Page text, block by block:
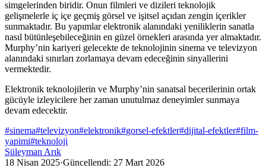
simgelerinden biridir. Onun filmleri ve dizileri teknolojik
gelişmelerle iç içe geçmiş görsel ve işitsel açıdan zengin içerikler
sunmaktadır. Bu yapımlar elektronik alanındaki yeniliklerin sanatla
nasıl bütünleşebileceğinin en güzel örnekleri arasında yer almaktadır.
Murphy’nin kariyeri gelecekte de teknolojinin sinema ve televizyon
alanındaki sınırları zorlamaya devam edeceğinin sinyallerini
vermektedir.
Elektronik teknolojilerin ve Murphy’nin sanatsal becerilerinin ortak
gücüyle izleyicilere her zaman unutulmaz deneyimler sunmaya
devam edecektir.
#sinema#televizyon#elektronik#gorsel-efektler#dijital-efektler#film-
yapimi#teknoloji
Süleyman Arık
18 Nisan 2025·Güncellendi: 27 Mart 2026